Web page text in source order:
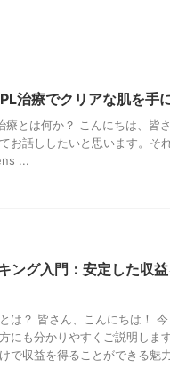
治療でクリアな肌を手
療とは何か？ こんにちは、皆
お話ししたいと思います。そ
...
ング入門：安定した収
は？ 皆さん、こんにちは！
にも分かりやすくご説明しま
で収益を得ることができる魅